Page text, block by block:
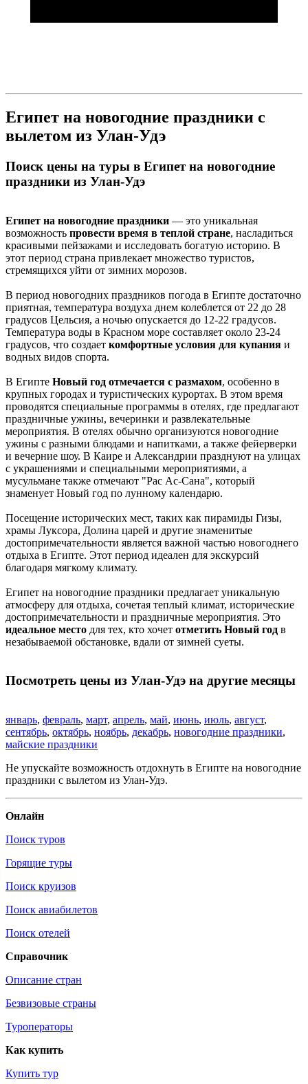
Египет на новогодние праздники с
вылетом из Улан-Удэ
Поиск цены на туры в Египет на новогодние
праздники из Улан-Удэ
Египет на новогодние праздники — это уникальная
возможность провести время в теплой стране, насладиться
красивыми пейзажами и исследовать богатую историю. В
этот период страна привлекает множество туристов,
стремящихся уйти от зимних морозов.
В период новогодних праздников погода в Египте достаточно
приятная, температура воздуха днем колеблется от 22 до 28
градусов Цельсия, а ночью опускается до 12-22 градусов.
Температура воды в Красном море составляет около 23-24
градусов, что создает комфортные условия для купания и
водных видов спорта.
В Египте Новый год отмечается с размахом, особенно в
крупных городах и туристических курортах. В этом время
проводятся специальные программы в отелях, где предлагают
праздничные ужины, вечеринки и развлекательные
мероприятия. В отелях обычно организуются новогодние
ужины с разными блюдами и напитками, а также фейерверки
и вечерние шоу. В Каире и Александрии празднуют на улицах
с украшениями и специальными мероприятиями, а
мусульмане также отмечают "Рас Ас-Сана", который
знаменует Новый год по лунному календарю.
Посещение исторических мест, таких как пирамиды Гизы,
храмы Луксора, Долина царей и другие знаменитые
достопримечательности является важной частью новогоднего
отдыха в Египте. Этот период идеален для экскурсий
благодаря мягкому климату.
Египет на новогодние праздники предлагает уникальную
атмосферу для отдыха, сочетая теплый климат, исторические
достопримечательности и праздничные мероприятия. Это
идеальное место для тех, кто хочет отметить Новый год в
незабываемой обстановке, вдали от зимней суеты.
Посмотреть цены из Улан-Удэ на другие месяцы
январь, февраль, март, апрель, май, июнь, июль, август,
сентябрь, октябрь, ноябрь, декабрь, новогодние праздники,
майские праздники
Не упускайте возможность отдохнуть в Египте на новогодние
праздники с вылетом из Улан-Удэ.
Онлайн
Поиск туров
Горящие туры
Поиск круизов
Поиск авиабилетов
Поиск отелей
Справочник
Описание стран
Безвизовые страны
Туроператоры
Как купить
Купить тур